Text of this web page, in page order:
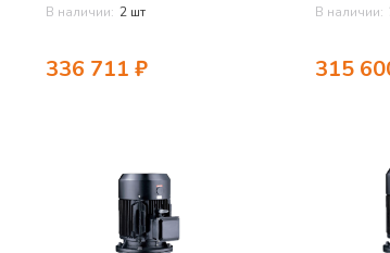
В наличии: 2 шт
336 711 ₽
В наличии:
315